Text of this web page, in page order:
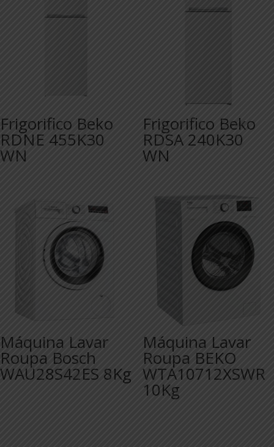
Frigorifico Beko
RDNE 455K30
WN
Frigorifico Beko
RDSA 240K30
WN
Máquina Lavar
Roupa Bosch
WAU28S42ES 8Kg
Máquina Lavar
Roupa BEKO
WTA10712XSWR
10Kg